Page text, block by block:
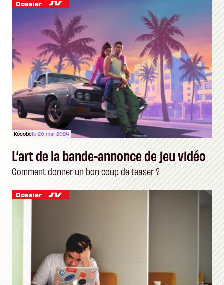
Dossier
Kocobéle 20 mai 2024
L’art de la bande-annonce de jeu vidéo
Comment donner un bon coup de teaser ?
Dossier